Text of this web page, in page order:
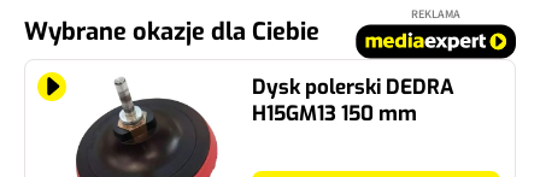
Wybrane okazje dla Ciebie
REKLAMA
Dysk polerski DEDRA
H15GM13 150 mm